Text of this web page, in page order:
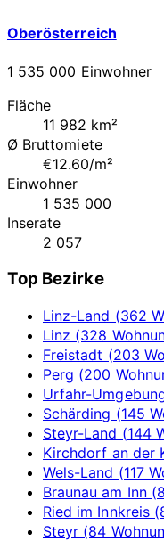
Oberösterreich
1 535 000 Einwohner
Fläche
11 982 km²
Ø Bruttomiete
€12.60/m²
Einwohner
1 535 000
Inserate
2 057
Top Bezirke
Linz-Land (362
Linz (328
Freistadt (203
Perg (200
Urfahr-
Schärding (145
Steyr-Land (144
Kirchdorf an der
Wels-Land (117
Braunau am Inn
Ried im Innkreis
Steyr (84